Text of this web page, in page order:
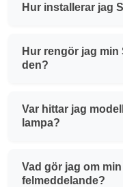
Hur installerar jag
Hur rengör jag min
den?
Var hittar jag
lampa?
Vad gör jag om
felmeddelande?